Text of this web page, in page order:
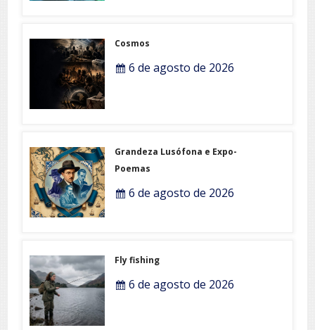
Cosmos
6 de agosto de 2026
Grandeza Lusófona e Expo-
Poemas
6 de agosto de 2026
Fly fishing
6 de agosto de 2026